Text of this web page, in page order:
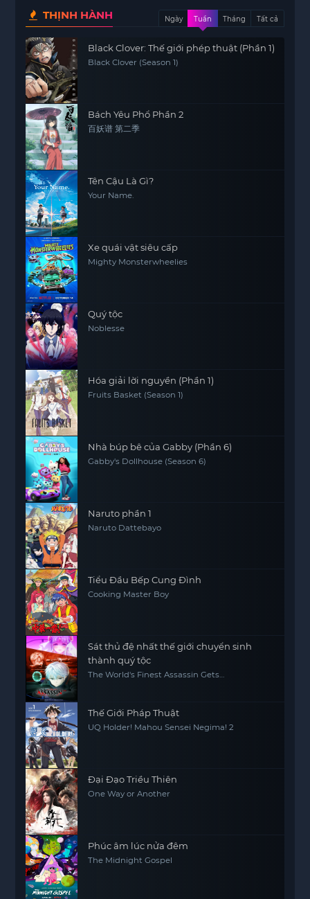
THỊNH HÀNH Ngày Tuần Tháng Tất cả
Black Clover: Thế giới phép thuật (Phần 1)
Black Clover (Season 1)
Bách Yêu Phổ Phần 2
百妖谱 第二季
Tên Cậu Là Gì?
Your Name.
Xe quái vật siêu cấp
Mighty Monsterwheelies
Quý tộc
Noblesse
Hóa giải lời nguyền (Phần 1)
Fruits Basket (Season 1)
Nhà búp bê của Gabby (Phần 6)
Gabby's Dollhouse (Season 6)
Naruto phần 1
Naruto Dattebayo
Tiểu Đầu Bếp Cung Đình
Cooking Master Boy
Sát thủ đệ nhất thế giới chuyển sinh
thành quý tộc
The World's Finest Assassin Gets
Thế Giới Pháp Thuật
UQ Holder! Mahou Sensei Negima! 2
Đại Đạo Triều Thiên
One Way or Another
Phúc âm lúc nửa đêm
The Midnight Gospel